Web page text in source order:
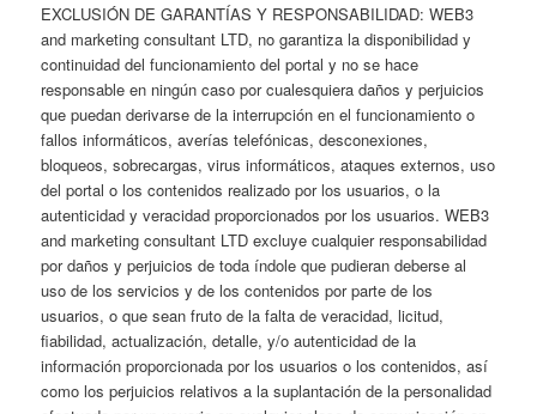
EXCLUSIÓN DE GARANTÍAS Y RESPONSABILIDAD: WEB3
and marketing consultant LTD, no garantiza la disponibilidad y
continuidad del funcionamiento del portal y no se hace
responsable en ningún caso por cualesquiera daños y perjuicios
que puedan derivarse de la interrupción en el funcionamiento o
fallos informáticos, averías telefónicas, desconexiones,
bloqueos, sobrecargas, virus informáticos, ataques externos, uso
del portal o los contenidos realizado por los usuarios, o la
autenticidad y veracidad proporcionados por los usuarios. WEB3
and marketing consultant LTD excluye cualquier responsabilidad
por daños y perjuicios de toda índole que pudieran deberse al
uso de los servicios y de los contenidos por parte de los
usuarios, o que sean fruto de la falta de veracidad, licitud,
fiabilidad, actualización, detalle, y/o autenticidad de la
información proporcionada por los usuarios o los contenidos, así
como los perjuicios relativos a la suplantación de la personalidad